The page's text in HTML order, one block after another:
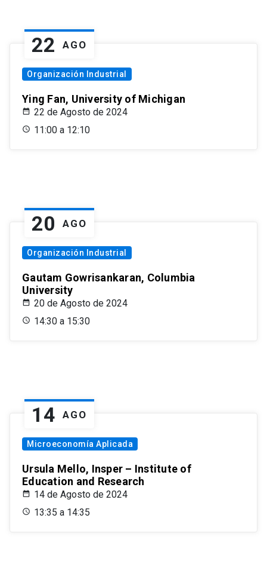
22 AGO
Organización Industrial
Ying Fan, University of Michigan
22 de Agosto de 2024
11:00 a 12:10
20 AGO
Organización Industrial
Gautam Gowrisankaran, Columbia
University
20 de Agosto de 2024
14:30 a 15:30
14 AGO
Microeconomía Aplicada
Ursula Mello, Insper – Institute of
Education and Research
14 de Agosto de 2024
13:35 a 14:35